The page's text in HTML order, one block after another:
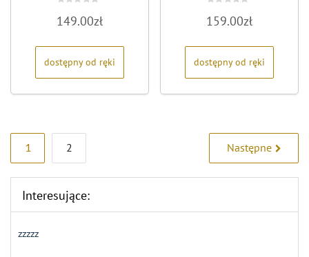
0149.00zł
dostępny od ręki
0
159.00zł
dostępny od ręki
Stronicowanie
wpisów
1 2 Następne
Interesujące:
zzzzz